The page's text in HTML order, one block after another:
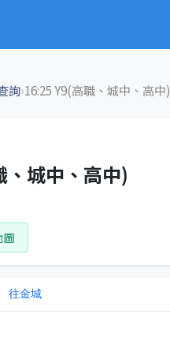
詢›16:25 Y9(高職、城中、高中)
城中、高中)
圖
往金城